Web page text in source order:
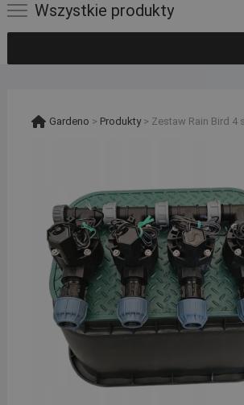
Wszystkie produkty
Gardeno > Produkty> Zestaw Rain Bird 4 sekcje z kolektorem